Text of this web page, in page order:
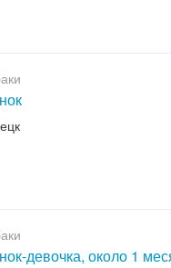
девочка, около 1